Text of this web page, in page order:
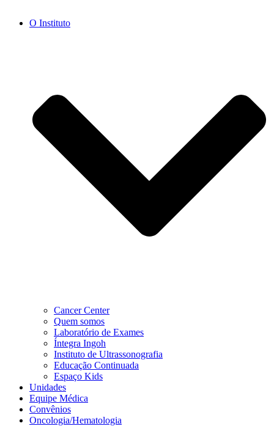
O Instituto
Cancer Center
Quem somos
Laboratório de Exames
Íntegra Ingoh
Instituto de Ultrassonografia
Educação Continuada
Espaço Kids
Unidades
Equipe Médica
Convênios
Oncologia/Hematologia